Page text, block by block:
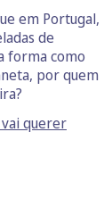
em Portugal,
de
forma como
por quem
querer